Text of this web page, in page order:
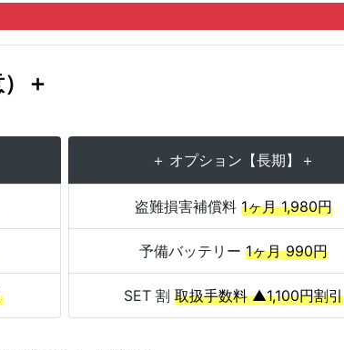
＋
＋ オプション【長期】＋
盗難損害補償料 1ヶ月 1,980円
予備バッテリー 1ヶ月 990円
SET 割 取扱手数料 ▲1,100円割引